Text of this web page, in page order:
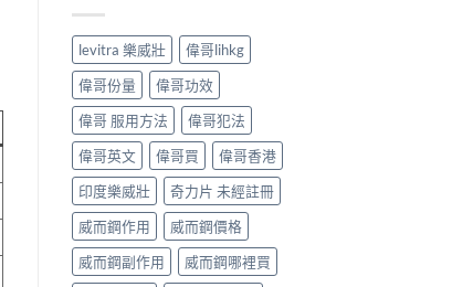
levitra 樂威壯
偉哥lihkg
偉哥份量
偉哥功效
偉哥 服用方法
偉哥犯法
偉哥英文
偉哥買
偉哥香港
印度樂威壯
奇力片 未經註冊
威而鋼作用
威而鋼價格
威而鋼副作用
威而鋼哪裡買